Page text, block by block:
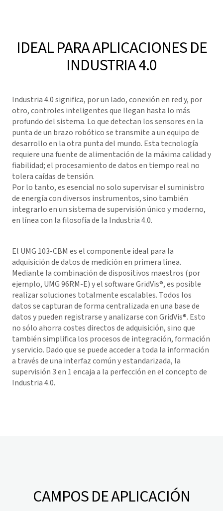
IDEAL PARA APLICACIONES DE
INDUSTRIA 4.0
Industria 4.0 significa, por un lado, conexión en red y, por
otro, controles inteligentes que llegan hasta lo más
profundo del sistema. Lo que detectan los sensores en la
punta de un brazo robótico se transmite a un equipo de
desarrollo en la otra punta del mundo. Esta tecnología
requiere una fuente de alimentación de la máxima calidad y
fiabilidad; el procesamiento de datos en tiempo real no
tolera caídas de tensión.
Por lo tanto, es esencial no solo supervisar el suministro
de energía con diversos instrumentos, sino también
integrarlo en un sistema de supervisión único y moderno,
en línea con la filosofía de la Industria 4.0.
El UMG 103-CBM es el componente ideal para la
adquisición de datos de medición en primera línea.
Mediante la combinación de dispositivos maestros (por
ejemplo, UMG 96RM-E) y el softwareGridVis®, es posible
realizar soluciones totalmente escalables. Todos los
datos se capturan de forma centralizada en una base de
datos y pueden registrarse y analizarse conGridVis®. Esto
no sólo ahorra costes directos de adquisición, sino que
también simplifica los procesos de integración, formación
y servicio. Dado que se puede acceder a toda la información
a través de una interfaz común y estandarizada, la
supervisión 3 en 1 encaja a la perfección en el concepto de
Industria 4.0.
CAMPOS DE APLICACIÓN